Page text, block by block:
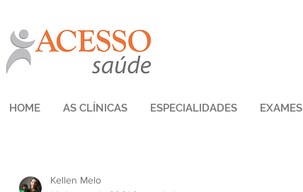
HOME AS CLÍNICAS ESPECIALIDADES EXAMES
Kellen Melo